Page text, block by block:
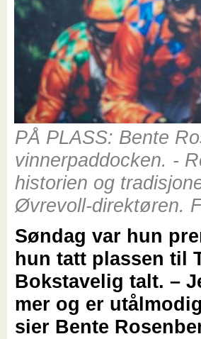
PÅ PLASS: Bente
vinnerpaddocken. -
historien og
Øvrevoll-direktøren.
Søndag var hun
hun tatt plassen til
Bokstavelig talt. –
mer og er
sier Bente